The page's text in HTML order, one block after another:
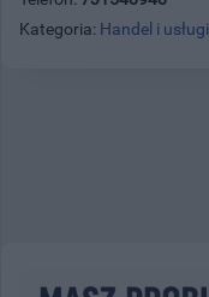
Kategoria: Handel i usługi